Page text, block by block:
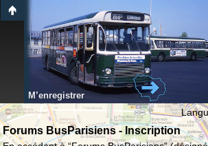
M’enregistrer
Forums BusParisiens - Inscription